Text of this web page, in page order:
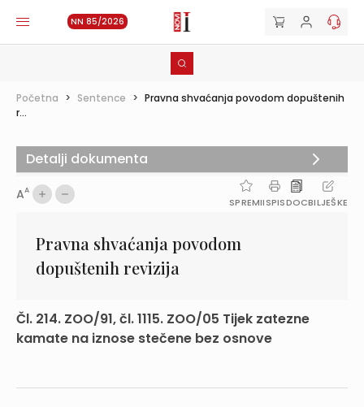
NN 85/2026
Početna > Sentence > Pravna shvaćanja povodom dopuštenih
r...
AA
SPREMIISPISDOCBILJEŠKE
Pravna shvaćanja povodom
dopuštenih revizija
Čl. 214. ZOO/91, čl. 1115. ZOO/05 Tijek zatezne
kamate na iznose stečene bez osnove
Detalji dokumenta